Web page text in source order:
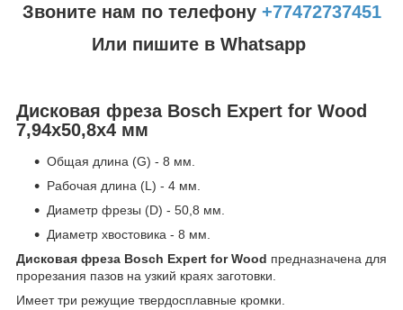
Звоните нам по телефону +77472737451
Или пишите в Whatsapp
Дисковая фреза Bosch Expert for Wood
7,94x50,8x4 мм
Общая длина (G) - 8 мм.
Рабочая длина (L) - 4 мм.
Диаметр фрезы (D) - 50,8 мм.
Диаметр хвостовика - 8 мм.
Дисковая фреза Bosch Expert for Wood предназначена для
прорезания пазов на узкий краях заготовки.
Имеет три режущие твердосплавные кромки.